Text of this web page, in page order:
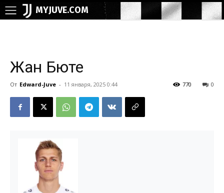
MYJUVE.COM
Жан Бюте
От Edward-Juve - 11 января, 2025 0:44 0
770